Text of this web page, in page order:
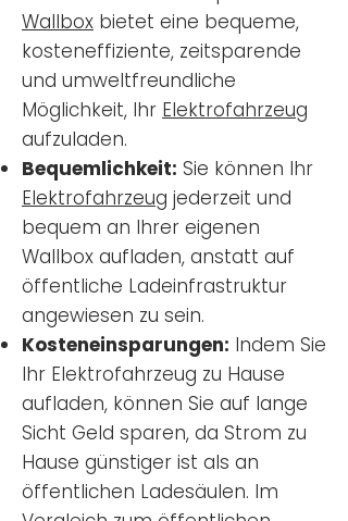
Wallbox bietet eine bequeme,
kosteneffiziente, zeitsparende
und umweltfreundliche
Möglichkeit, Ihr Elektrofahrzeug
aufzuladen.
Bequemlichkeit: Sie können Ihr
Elektrofahrzeug jederzeit und
bequem an Ihrer eigenen
Wallbox aufladen, anstatt auf
öffentliche Ladeinfrastruktur
angewiesen zu sein.
Kosteneinsparungen: Indem Sie
Ihr Elektrofahrzeug zu Hause
aufladen, können Sie auf lange
Sicht Geld sparen, da Strom zu
Hause günstiger ist als an
öffentlichen Ladesäulen. Im